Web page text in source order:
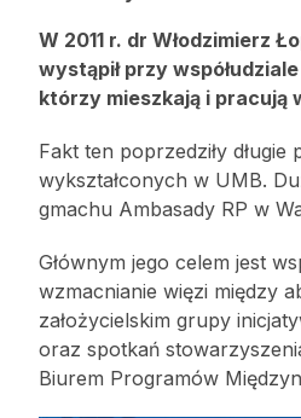
W 2011 r. dr Włodzimierz
wystąpił przy
którzy mieszkają i pracują
Fakt ten poprzedziły
wykształconych w UMB.
gmachu Ambasady RP w
Głównym jego celem jest
wzmacnianie więzi między
założycielskim grupy
oraz spotkań
Biurem Programów